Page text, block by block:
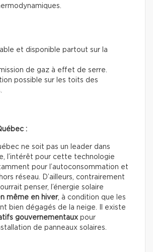
et disponible partout sur la
de gaz à effet de serre.
possible sur les toits des
:
ne soit pas un leader dans
l’intérêt pour cette technologie
pour l’autoconsommation et
réseau. D’ailleurs, contrairement
penser, l’énergie solaire
même en hiver, à condition que les
bien dégagés de la neige. Il existe
gouvernementaux pour
de panneaux solaires.